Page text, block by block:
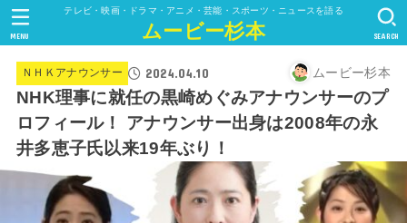
テレビ・映画・ドラマ・アニメ・芸能・スポーツ・ニュースを語る
ムービー杉本 SEARCH
MENU
ＮＨＫアナウンサー 2024.04.10 ムービー杉本
NHK理事に就任の黒崎めぐみアナウンサーのプ
ロフィール！ アナウンサー出身は2008年の永
井多恵子氏以来19年ぶり！